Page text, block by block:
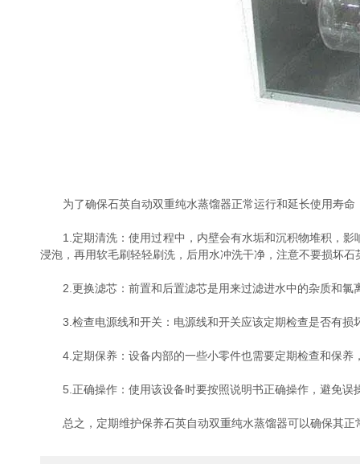
为了确保石英自动双重纯水蒸馏器正常运行和延长使用寿命
1.定期清洗：使用过程中，内壁会有水垢和沉积物堆积，影
浸泡，再用软毛刷轻轻刷洗，后用水冲洗干净，注意不要损坏石
2.更换滤芯：前置和后置滤芯是用来过滤进水中的杂质和氯离
3.检查电源线和开关：电源线和开关应该定期检查是否有损坏或
4.定期保养：设备内部的一些小零件也需要定期检查和保养
5.正确操作：使用该设备时要按照说明书正确操作，避免误
总之，定期维护保养石英自动双重纯水蒸馏器可以确保其正